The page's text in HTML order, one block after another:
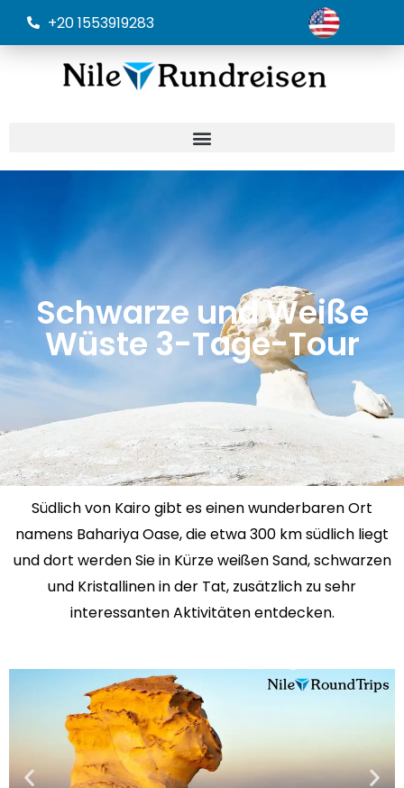
+20 1553919283
Schwarze und Weiße
Wüste 3-Tage-Tour
Südlich von Kairo gibt es einen wunderbaren Ort
namens Bahariya Oase, die etwa 300 km südlich liegt
und dort werden Sie in Kürze weißen Sand, schwarzen
und Kristallinen in der Tat, zusätzlich zu sehr
interessanten Aktivitäten entdecken.